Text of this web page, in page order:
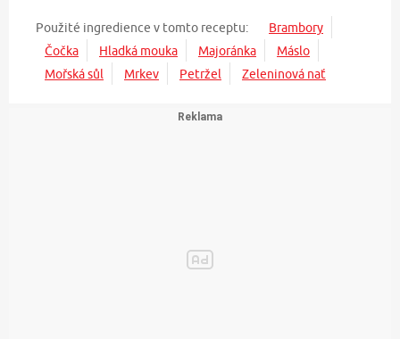
Použité ingredience v tomto receptu:
Brambory
Čočka
Hladká mouka Majoránka
Máslo
Mořská sůl
Mrkev Petržel Zeleninová nať